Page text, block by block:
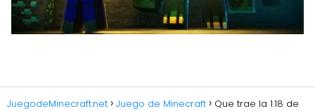
JuegodeMinecraft.net Juego de Minecraft
Que trae la 1.18 de